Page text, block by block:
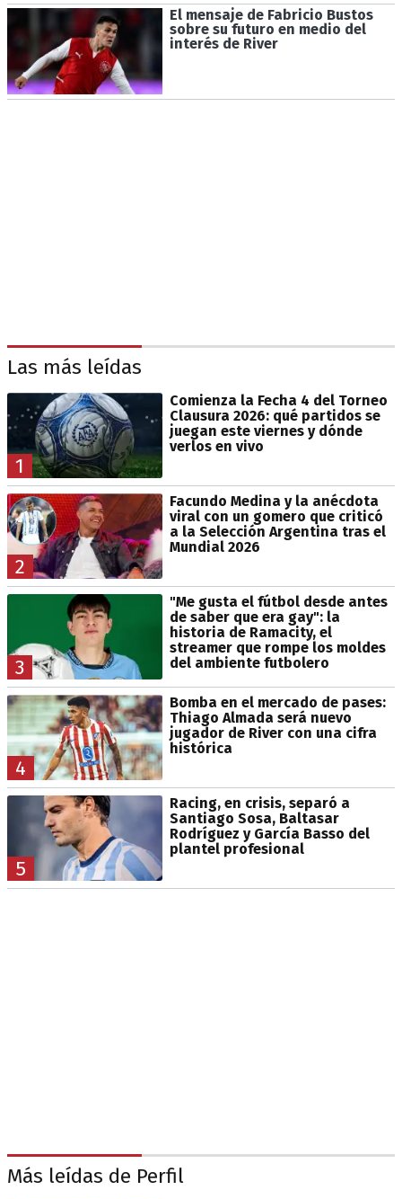
El mensaje de Fabricio Bustos
sobre su futuro en medio del
interés de River
Las más leídas
1
Comienza la Fecha 4 del Torneo
Clausura 2026: qué partidos se
juegan este viernes y dónde
verlos en vivo
2
Facundo Medina y la anécdota
viral con un gomero que criticó
a la Selección Argentina tras el
Mundial 2026
3
"Me gusta el fútbol desde antes
de saber que era gay": la
historia de Ramacity, el
streamer que rompe los moldes
del ambiente futbolero
4
Bomba en el mercado de pases:
Thiago Almada será nuevo
jugador de River con una cifra
histórica
5
Racing, en crisis, separó a
Santiago Sosa, Baltasar
Rodríguez y García Basso del
plantel profesional
Más leídas de Perfil